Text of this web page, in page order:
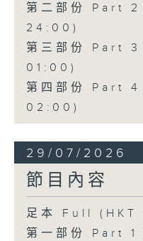
第二部份 Part
24:00)
第三部份 Part
01:00)
第四部份 Part
02:00)
29/07/2026
節目內容
足本 Full
第一部份 Part